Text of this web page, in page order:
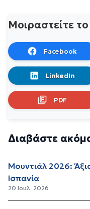
Μοιραστείτε
Facebook
LinkedIn
PDF
Διαβάστε
Μουντιάλ 2026:
Ισπανία
20 Ιουλ. 2026